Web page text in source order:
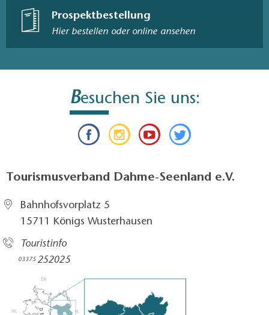
Prospektbestellung
Hier bestellen oder online ansehen
Besuchen Sie uns:
Tourismusverband Dahme-Seenland e.V.
Bahnhofsvorplatz 5​
15711 Königs Wusterhausen
Touristinfo
03375252025​